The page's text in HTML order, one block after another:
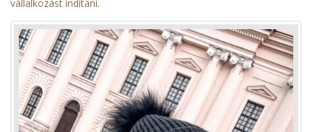
vállalkozást indítani.